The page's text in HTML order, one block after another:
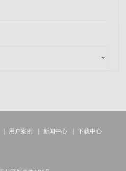
｜ 用户案例 ｜ 新闻中心 ｜ 下载中心